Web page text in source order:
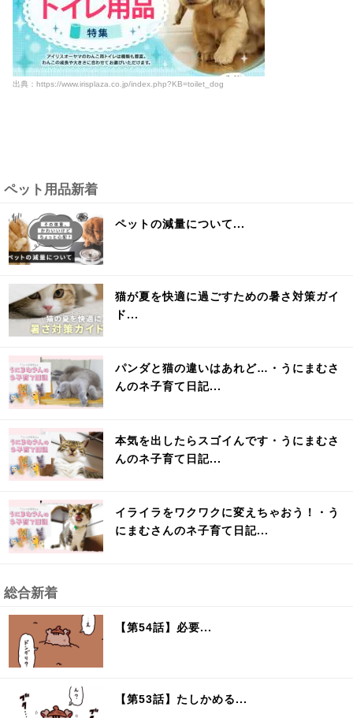
出典：https://www.irisplaza.co.jp/index.php?KB=toilet_dog
ペット用品新着
ペットの減量について...
猫が夏を快適に過ごすための暑さ対策ガイ
ド...
パンダと猫の違いはあれど…・うにまむさ
んのネ子育て日記...
本気を出したらスゴイんです・うにまむさ
んのネ子育て日記...
イライラをワクワクに変えちゃおう！・う
にまむさんのネ子育て日記...
総合新着
【第54話】必要...
【第53話】たしかめる...